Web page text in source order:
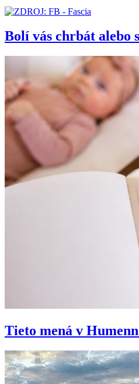
Bolí vás chrbát alebo
Tieto mená v